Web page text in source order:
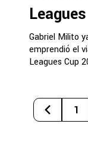
Gabriel Milito
emprendió el
Leagues Cup
1